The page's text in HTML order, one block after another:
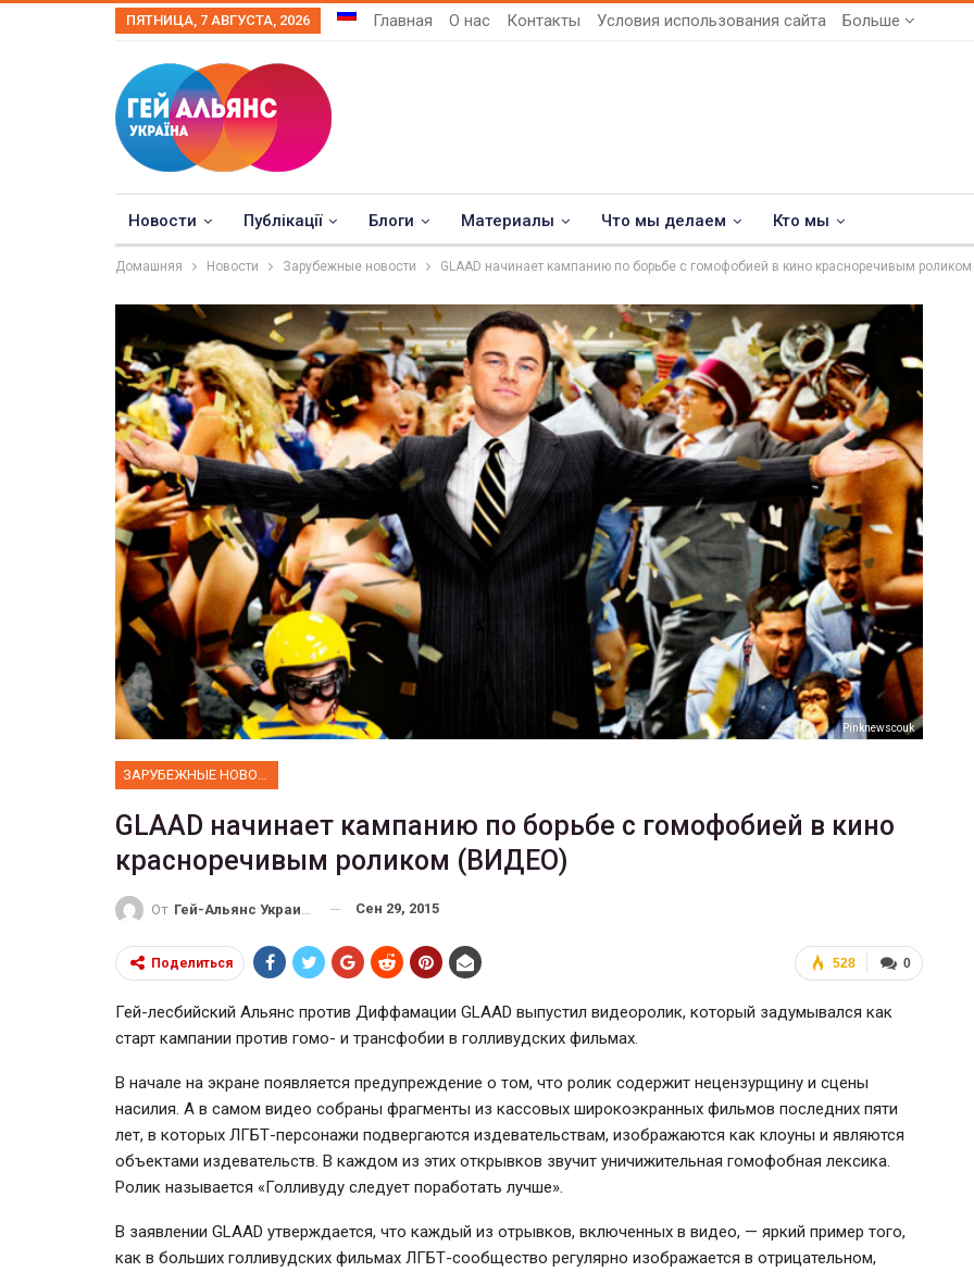
ПЯТНИЦА, 7 АВГУСТА, 2026 Главная О нас Контакты Условия использования сайта Больше
Новости Публікації Блоги Материалы Что мы делаем Кто мы
Домашняя Новости Зарубежные новости GLAAD начинает кампанию по борьбе с гомофобией в кино красноречивым
Pinknewscouk
ЗАРУБЕЖНЫЕ НОВОСТИ
GLAAD начинает кампанию по борьбе с гомофобией в кино
красноречивым роликом (ВИДЕО)
От Гей-Альянс Украина Сен 29, 2015
0
528
Поделиться
Гей-лесбийский Альянс против Диффамации GLAAD выпустил видеоролик, который задумывался как
старт кампании против гомо- и трансфобии в голливудских фильмах.
В начале на экране появляется предупреждение о том, что ролик содержит нецензурщину и сцены
насилия. А в самом видео собраны фрагменты из кассовых широкоэкранных фильмов последних пяти
лет, в которых ЛГБТ-персонажи подвергаются издевательствам, изображаются как клоуны и являются
объектами издевательств. В каждом из этих открывков звучит уничижительная гомофобная лексика.
Ролик называется «Голливуду следует поработать лучше».
В заявлении GLAAD утверждается, что каждый из отрывков, включенных в видео, — яркий пример того,
как в больших голливудских фильмах ЛГБТ-сообщество регулярно изображается в отрицательном,
ФОТО
Военнослужащие-трансгендеры
ГЕЙ-АЛЬЯНС УКРАИНА Июл 27, 2017
ФОТО
В Берлине отпраздновали
легализацию гей-браков
ГЕЙ-АЛЬЯНС УКРАИНА Июл 2, 2017